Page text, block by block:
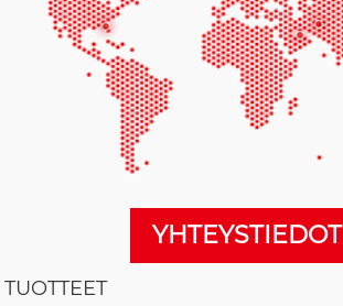
YHTEYSTIEDOT
TUOTTEET